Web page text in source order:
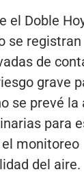
el Doble
se registran
de
grave
se prevé la
para
monitoreo
del aire.